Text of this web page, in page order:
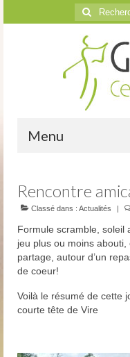
Rechercher
:
Menu
Le golf
Présentation
Parcours
Trou n°1
Rencontre
Classé dans : Actualités |
Formule scramble, soleil
jeu plus ou moins
partage, autour d’un
de coeur!
Voilà le résumé de cette
courte tête de Vire